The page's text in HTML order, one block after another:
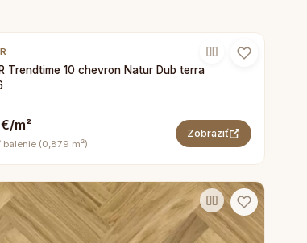
Trendtime 10 chevron Natur Dub terra
m²
balenie (0,879 m²)
Zobraziť